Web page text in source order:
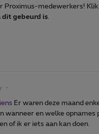
Proximus-medewerkers!
dit gebeurd is
Er waren deze maand
wanneer en welke opnames
of ik er iets aan kan doen.